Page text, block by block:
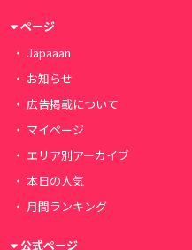
ページ
Japaaan
お知らせ
広告掲載について
マイページ
エリア別アーカイブ
本日の人気
月間ランキング
公式ページ